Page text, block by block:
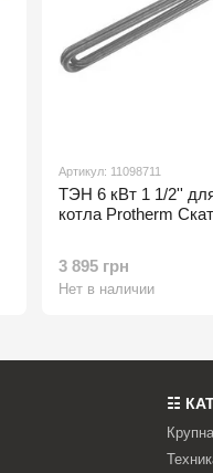
Артикул: 11098711
ТЭН 6 кВт 1 1/2''
котла Protherm
3 895 грн
Нет в наличии
☷